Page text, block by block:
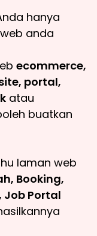
hanya
anda
ecommerce,
portal,
atau
buatkan
laman web
Booking,
Job Portal